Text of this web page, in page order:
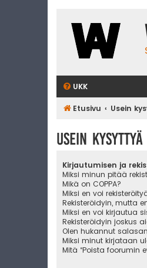
UKK
Etusivu Usein
Usein kysyttyä
Kirjautumisen ja
Miksi minun pitää
Mikä on COPPA?
Miksi en voi
Rekisteröidyin, mutta
Miksi en voi kirjautua
Rekisteröidyin joskus
Olen hukannut
Miksi minut kirjataan
Mitä “Poista foorumin